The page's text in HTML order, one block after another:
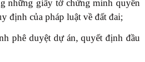
những giấy tờ chứng minh quyền
định của pháp luật về đất đai;
phê duyệt dự án, quyết định đầu